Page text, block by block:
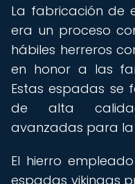
La fabricación de
era un proceso
hábiles herreros
en honor a las
Estas espadas se
de alta
avanzadas para
El hierro
espadas vikingas